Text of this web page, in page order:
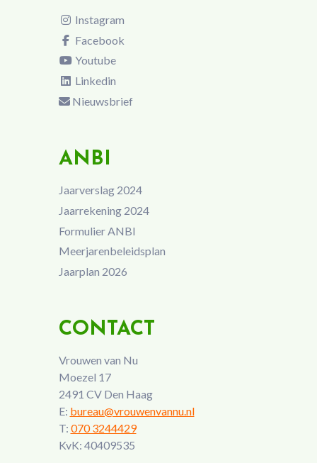
Instagram
Facebook
Youtube
Linkedin
Nieuwsbrief
ANBI
Jaarverslag 2024
Jaarrekening 2024
Formulier ANBI
Meerjarenbeleidsplan
Jaarplan 2026
CONTACT
Vrouwen van Nu
Moezel 17
2491 CV Den Haag
E: bureau@vrouwenvannu.nl
T: 070 3244429
KvK: 40409535